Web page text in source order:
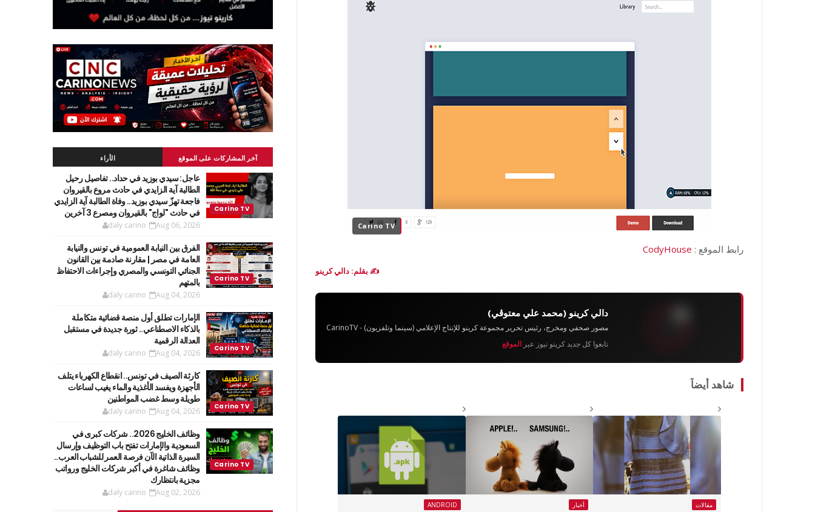
Carino TV
رابط الموقع : CodyHouse
✍️ بقلم: دالي كرينو
دالي كرينو (محمد علي معتوڨي)
مصور صحفي ومخرج، رئيس تحرير مجموعة كرينو للإنتاج الإعلامي (سينما وتلفزيون) - CarinoTV
تابعوا كل جديد كرينو نيوز عبرالموقع
شاهد أيضاً
مقالات أخبار ANDROID
آخر المشاركات على الموقع الأراء
عاجل: سيدي بوزيد في حداد.. تفاصيل رحيل
الطالبة آية الزايدي في حادث مروع بالقيروان
فاجعة تهزّ سيدي بوزيد.. وفاة الطالبة آية الزايدي
في حادث "لواج" بالقيروان ومصرع 3 آخرين
daly carino Aug 06, 2026
الفرق بين النيابة العمومية في تونس والنيابة
العامة في مصر | مقارنة صادمة بين القانون
الجنائي التونسي والمصري وإجراءات الاحتفاظ
بالمتهم
daly carino Aug 04, 2026
الإمارات تطلق أول منصة قضائية متكاملة
بالذكاء الاصطناعي.. ثورة جديدة في مستقبل
العدالة الرقمية
daly carino Aug 04, 2026
كارثة الصيف في تونس.. انقطاع الكهرباء يتلف
الأجهزة ويفسد الأغذية والماء يغيب لساعات
طويلة وسط غضب المواطنين
daly carino Aug 04, 2026
وظائف الخليج 2026.. شركات كبرى في
السعودية والإمارات تفتح باب التوظيف وإرسال
السيرة الذاتية الآن فرصة العمر للشباب العرب..
وظائف شاغرة في أكبر شركات الخليج ورواتب
مجزية بانتظارك
daly carino Aug 02, 2026